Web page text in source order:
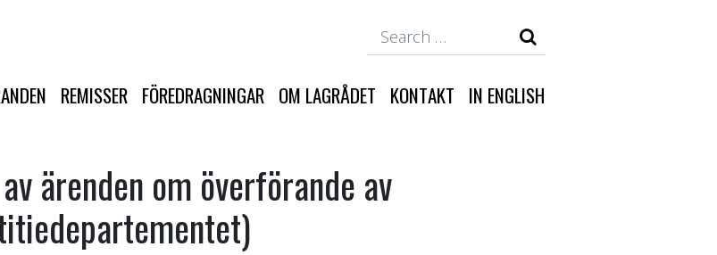
REMISSER FÖREDRAGNINGAR OM LAGRÅDET KONTAKT IN ENGLISH
ärenden om överförande av